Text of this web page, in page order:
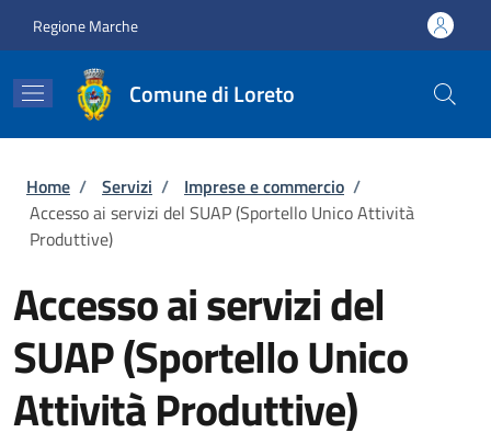
Regione Marche
Comune di Loreto
Briciole di pane
Home / Servizi / Imprese e commercio /
Accesso ai servizi del SUAP (Sportello Unico Attività
Produttive)
Accesso ai servizi del
SUAP (Sportello Unico
Attività Produttive)